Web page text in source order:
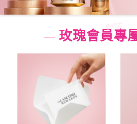
玫瑰會員專